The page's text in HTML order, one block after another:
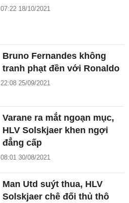
07:22 18/10/2021
Bruno Fernandes không
tranh phạt đền với Ronaldo
22:08 25/09/2021
Varane ra mắt ngoạn mục,
HLV Solskjaer khen ngợi
đẳng cấp
08:01 30/08/2021
Man Utd suýt thua, HLV
Solskjaer chê đối thủ thô